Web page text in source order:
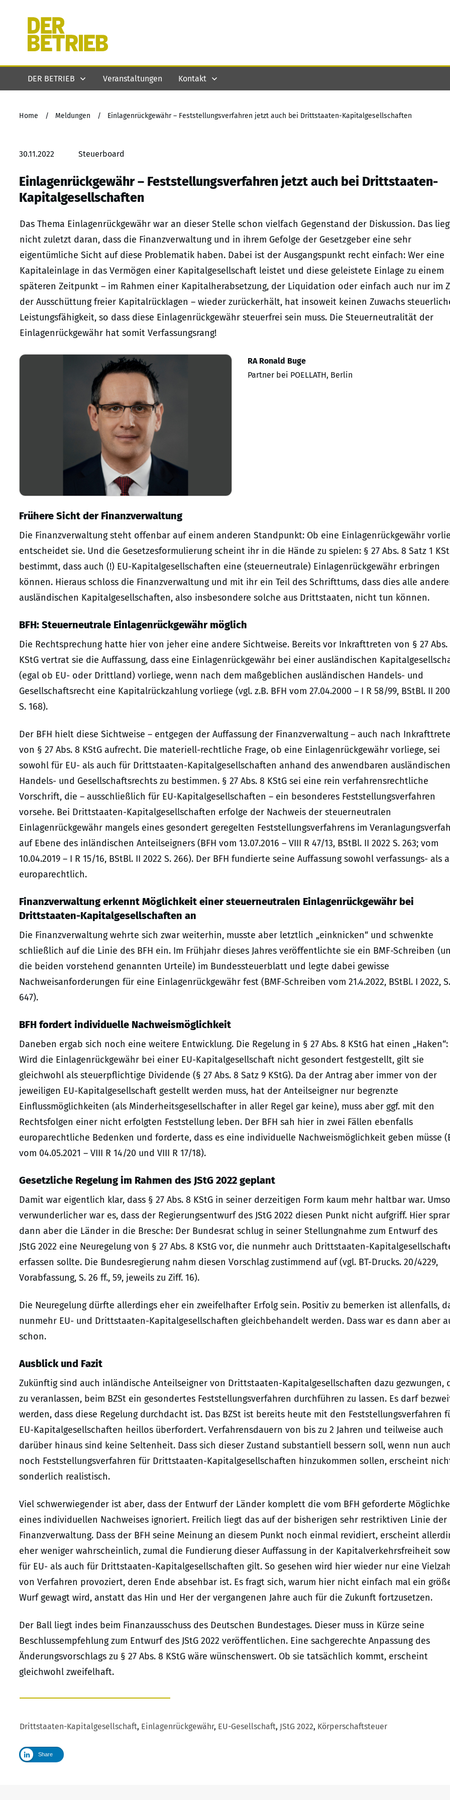
DER BETRIEB Veranstaltungen Kontakt
Home / Meldungen / Einlagenrückgewähr – Feststellungsverfahren jetzt auch bei Drittstaaten-Kapitalgesellschaften
30.11.2022 Steuerboard
Einlagenrückgewähr – Feststellungsverfahren jetzt auch bei Drittstaaten-
Kapitalgesellschaften
Das Thema Einlagenrückgewähr war an dieser Stelle schon vielfach Gegenstand der Diskussion. Das
nicht zuletzt daran, dass die Finanzverwaltung und in ihrem Gefolge der Gesetzgeber eine sehr
eigentümliche Sicht auf diese Problematik haben. Dabei ist der Ausgangspunkt recht einfach: Wer eine
Kapitaleinlage in das Vermögen einer Kapitalgesellschaft leistet und diese geleistete Einlage zu einem
späteren Zeitpunkt – im Rahmen einer Kapitalherabsetzung, der Liquidation oder einfach auch nur im
der Ausschüttung freier Kapitalrücklagen – wieder zurückerhält, hat insoweit keinen Zuwachs
Leistungsfähigkeit, so dass diese Einlagenrückgewähr steuerfrei sein muss. Die Steuerneutralität der
Einlagenrückgewähr hat somit Verfassungsrang!
RA Ronald Buge
Partner bei POELLATH, Berlin
Frühere Sicht der Finanzverwaltung
Die Finanzverwaltung steht offenbar auf einem anderen Standpunkt: Ob eine Einlagenrückgewähr
entscheidet sie. Und die Gesetzesformulierung scheint ihr in die Hände zu spielen: § 27 Abs. 8 Satz 1
bestimmt, dass auch (!) EU-Kapitalgesellschaften eine (steuerneutrale) Einlagenrückgewähr erbringen
können. Hieraus schloss die Finanzverwaltung und mit ihr ein Teil des Schrifttums, dass dies alle
ausländischen Kapitalgesellschaften, also insbesondere solche aus Drittstaaten, nicht tun können.
BFH: Steuerneutrale Einlagenrückgewähr möglich
Die Rechtsprechung hatte hier von jeher eine andere Sichtweise. Bereits vor Inkrafttreten von § 27 Abs.
KStG vertrat sie die Auffassung, dass eine Einlagenrückgewähr bei einer ausländischen
(egal ob EU- oder Drittland) vorliege, wenn nach dem maßgeblichen ausländischen Handels- und
Gesellschaftsrecht eine Kapitalrückzahlung vorliege (vgl. z.B. BFH vom 27.04.2000 – I R 58/99, BStBl. II
S. 168).
Der BFH hielt diese Sichtweise – entgegen der Auffassung der Finanzverwaltung – auch nach
von § 27 Abs. 8 KStG aufrecht. Die materiell-rechtliche Frage, ob eine Einlagenrückgewähr vorliege, sei
sowohl für EU- als auch für Drittstaaten-Kapitalgesellschaften anhand des anwendbaren ausländischen
Handels- und Gesellschaftsrechts zu bestimmen. § 27 Abs. 8 KStG sei eine rein verfahrensrechtliche
Vorschrift, die – ausschließlich für EU-Kapitalgesellschaften – ein besonderes Feststellungsverfahren
vorsehe. Bei Drittstaaten-Kapitalgesellschaften erfolge der Nachweis der steuerneutralen
Einlagenrückgewähr mangels eines gesondert geregelten Feststellungsverfahrens im
auf Ebene des inländischen Anteilseigners (BFH vom 13.07.2016 – VIII R 47/13, BStBl. II 2022 S. 263; vom
10.04.2019 – I R 15/16, BStBl. II 2022 S. 266). Der BFH fundierte seine Auffassung sowohl verfassungs- als
europarechtlich.
Finanzverwaltung erkennt Möglichkeit einer steuerneutralen Einlagenrückgewähr bei
Drittstaaten-Kapitalgesellschaften an
Die Finanzverwaltung wehrte sich zwar weiterhin, musste aber letztlich „einknicken“ und schwenkte
schließlich auf die Linie des BFH ein. Im Frühjahr dieses Jahres veröffentlichte sie ein BMF-Schreiben
die beiden vorstehend genannten Urteile) im Bundessteuerblatt und legte dabei gewisse
Nachweisanforderungen für eine Einlagenrückgewähr fest (BMF-Schreiben vom 21.4.2022, BStBl. I 2022, S.
647).
BFH fordert individuelle Nachweismöglichkeit
Daneben ergab sich noch eine weitere Entwicklung. Die Regelung in § 27 Abs. 8 KStG hat einen „Haken“:
Wird die Einlagenrückgewähr bei einer EU-Kapitalgesellschaft nicht gesondert festgestellt, gilt sie
gleichwohl als steuerpflichtige Dividende (§ 27 Abs. 8 Satz 9 KStG). Da der Antrag aber immer von der
jeweiligen EU-Kapitalgesellschaft gestellt werden muss, hat der Anteilseigner nur begrenzte
Einflussmöglichkeiten (als Minderheitsgesellschafter in aller Regel gar keine), muss aber ggf. mit den
Rechtsfolgen einer nicht erfolgten Feststellung leben. Der BFH sah hier in zwei Fällen ebenfalls
europarechtliche Bedenken und forderte, dass es eine individuelle Nachweismöglichkeit geben müsse
vom 04.05.2021 – VIII R 14/20 und VIII R 17/18).
Gesetzliche Regelung im Rahmen des JStG 2022 geplant
Damit war eigentlich klar, dass § 27 Abs. 8 KStG in seiner derzeitigen Form kaum mehr haltbar war. Umso
verwunderlicher war es, dass der Regierungsentwurf des JStG 2022 diesen Punkt nicht aufgriff. Hier
dann aber die Länder in die Bresche: Der Bundesrat schlug in seiner Stellungnahme zum Entwurf des
JStG 2022 eine Neuregelung von § 27 Abs. 8 KStG vor, die nunmehr auch Drittstaaten-
erfassen sollte. Die Bundesregierung nahm diesen Vorschlag zustimmend auf (vgl. BT-Drucks. 20/4229,
Vorabfassung, S. 26 ff., 59, jeweils zu Ziff. 16).
Die Neuregelung dürfte allerdings eher ein zweifelhafter Erfolg sein. Positiv zu bemerken ist allenfalls,
nunmehr EU- und Drittstaaten-Kapitalgesellschaften gleichbehandelt werden. Dass war es dann aber
schon.
Ausblick und Fazit
Zukünftig sind auch inländische Anteilseigner von Drittstaaten-Kapitalgesellschaften dazu gezwungen,
zu veranlassen, beim BZSt ein gesondertes Feststellungsverfahren durchführen zu lassen. Es darf
werden, dass diese Regelung durchdacht ist. Das BZSt ist bereits heute mit den Feststellungsverfahren
EU-Kapitalgesellschaften heillos überfordert. Verfahrensdauern von bis zu 2 Jahren und teilweise auch
darüber hinaus sind keine Seltenheit. Dass sich dieser Zustand substantiell bessern soll, wenn nun
noch Feststellungsverfahren für Drittstaaten-Kapitalgesellschaften hinzukommen sollen, erscheint
sonderlich realistisch.
Viel schwerwiegender ist aber, dass der Entwurf der Länder komplett die vom BFH geforderte
eines individuellen Nachweises ignoriert. Freilich liegt das auf der bisherigen sehr restriktiven Linie der
Finanzverwaltung. Dass der BFH seine Meinung an diesem Punkt noch einmal revidiert, erscheint
eher weniger wahrscheinlich, zumal die Fundierung dieser Auffassung in der Kapitalverkehrsfreiheit
für EU- als auch für Drittstaaten-Kapitalgesellschaften gilt. So gesehen wird hier wieder nur eine
von Verfahren provoziert, deren Ende absehbar ist. Es fragt sich, warum hier nicht einfach mal ein
Wurf gewagt wird, anstatt das Hin und Her der vergangenen Jahre auch für die Zukunft fortzusetzen.
Der Ball liegt indes beim Finanzausschuss des Deutschen Bundestages. Dieser muss in Kürze seine
Beschlussempfehlung zum Entwurf des JStG 2022 veröffentlichen. Eine sachgerechte Anpassung des
Änderungsvorschlags zu § 27 Abs. 8 KStG wäre wünschenswert. Ob sie tatsächlich kommt, erscheint
gleichwohl zweifelhaft.
Drittstaaten-Kapitalgesellschaft, Einlagenrückgewähr, EU-Gesellschaft, JStG 2022, Körperschaftsteuer
Share